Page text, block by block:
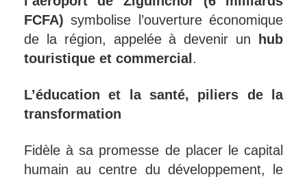
FCFA) symbolise l’ouverture économique
de la région, appelée à devenir un
hub
touristique et commercial .
L’éducation et la santé, piliers de la
transformation
Fidèle à sa promesse de placer le capital
humain au centre du développement, le